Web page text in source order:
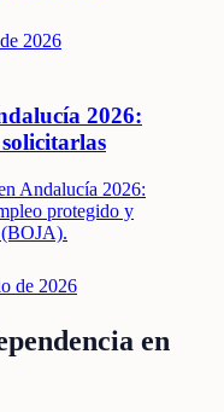
2026
2026:
Andalucía 2026:
protegido y
(BOJA).
de 2026
en